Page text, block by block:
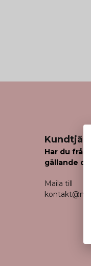
Har du frågor
gällande
Maila till